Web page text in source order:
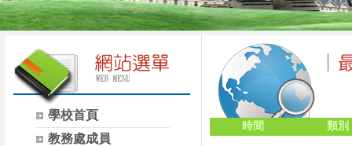
學校首頁
教務處成員
時間 類別